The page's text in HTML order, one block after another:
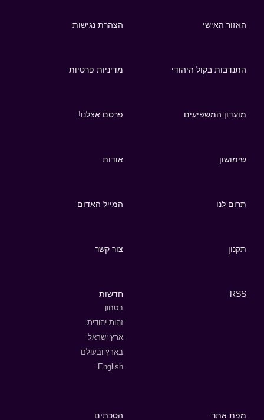
האזור האישי הצהרת נגישות
התנדבות בקול היהודי מדיניות פרטיות
מועדון המשפיעים פרסם אצלנו!
שימושון אודות
תרום לנו המייל האדום
תקנון צור קשר
RSS חדשות
בטחון
זהות יהודית
ארץ ישראל
בארץ ובעולם
English
מפת אתר הסכתים